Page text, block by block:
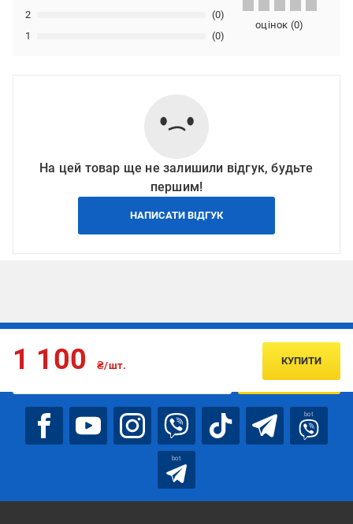
1 (0)
2 (0)
оцінок (0)
На цей товар ще не залишили відгук, будьте
першим!
НАПИСАТИ ВІДГУК
1 100 ₴/шт. КУПИТИ
Підписуйтесь, щоб дізнаватись першим про акції та пропозиції
ПІДПИСАТИСЯ
bot
bot